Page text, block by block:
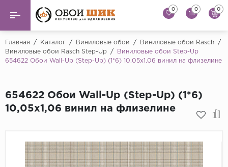
Назад
Виниловые обои
Назад
...
Andrea Rossi
Artsimple
Bernardo
Флоковые обои
Обои панно
0 0 0
Главная / Каталог / Виниловые обои / Виниловые обои Rasch
/
Виниловые обои Rasch Step-Up
/
Виниловые обои Step-Up
654622 Обои Wall-Up (Step-Up) (1*6) 10,05х1,06 винил на флизелине
654622 Обои Wall-Up (Step-Up) (1*6)
10,05х1,06 винил на флизелине